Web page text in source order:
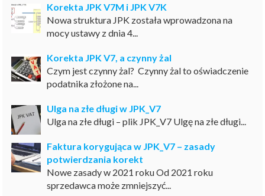
Korekta JPK V7M i JPK V7K
Nowa struktura JPK została wprowadzona na
mocy ustawy z dnia 4...
Korekta JPK V7, a czynny żal
Czym jest czynny żal? Czynny żal to oświadczenie
podatnika złożone na...
Ulga na złe długi w JPK_V7
Ulga na złe długi – plik JPK_V7 Ulgę na złe długi...
Faktura korygująca w JPK_V7 – zasady
potwierdzania korekt
Nowe zasady w 2021 roku Od 2021 roku
sprzedawca może zmniejszyć...